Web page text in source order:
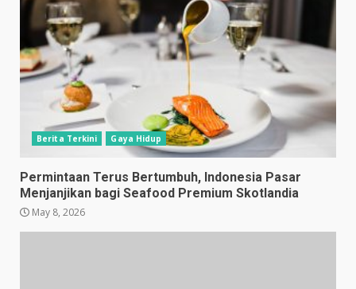
Berita Terkini Gaya Hidup
Permintaan Terus Bertumbuh, Indonesia Pasar
Menjanjikan bagi Seafood Premium Skotlandia
May 8, 2026